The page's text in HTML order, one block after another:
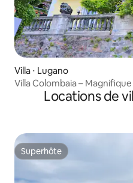
Villa ⋅ Lugano
Villa Colombaia –
Locations de
Superhôte
Superhôte